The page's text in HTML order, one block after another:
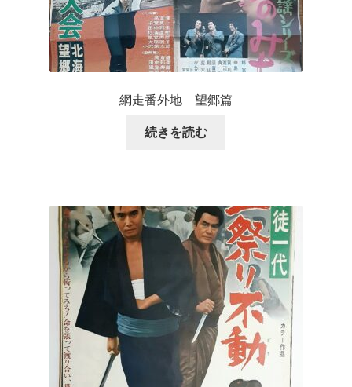
網走番外地 望郷篇
続きを読む